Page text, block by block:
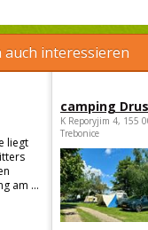
auch interessieren
liegt
am ...
camping
K Reporyjim 4, 155
Trebonice